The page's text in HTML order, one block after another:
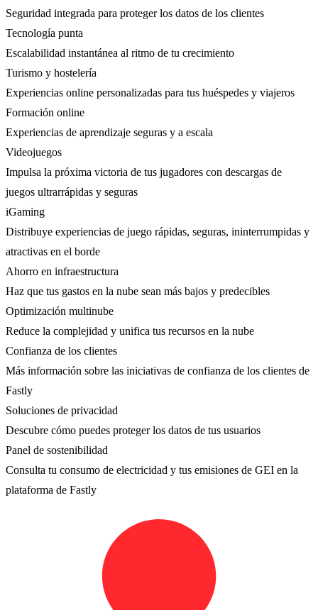
Seguridad integrada para proteger los datos de los clientes
Tecnología punta
Escalabilidad instantánea al ritmo de tu crecimiento
Turismo y hostelería
Experiencias online personalizadas para tus huéspedes y viajeros
Formación online
Experiencias de aprendizaje seguras y a escala
Videojuegos
Impulsa la próxima victoria de tus jugadores con descargas de
juegos ultrarrápidas y seguras
iGaming
Distribuye experiencias de juego rápidas, seguras, ininterrumpidas y
atractivas en el borde
Ahorro en infraestructura
Haz que tus gastos en la nube sean más bajos y predecibles
Optimización multinube
Reduce la complejidad y unifica tus recursos en la nube
Confianza de los clientes
Más información sobre las iniciativas de confianza de los clientes de
Fastly
Soluciones de privacidad
Descubre cómo puedes proteger los datos de tus usuarios
Panel de sostenibilidad
Consulta tu consumo de electricidad y tus emisiones de GEI en la
plataforma de Fastly